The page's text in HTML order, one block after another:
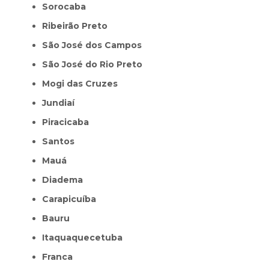
Sorocaba
Ribeirão Preto
São José dos Campos
São José do Rio Preto
Mogi das Cruzes
Jundiaí
Piracicaba
Santos
Mauá
Diadema
Carapicuíba
Bauru
Itaquaquecetuba
Franca